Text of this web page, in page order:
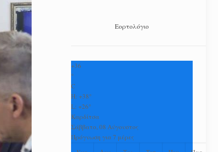
Εορτολόγιο
+36
°
C
H:+38°
L:+26°
Καρδίτσα
Σάββατο, 08 Αύγουστος
Πρόγνωση για 7 μέρες